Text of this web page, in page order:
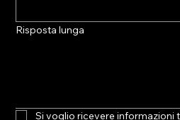
Risposta lunga
Si voglio ricevere informazioni